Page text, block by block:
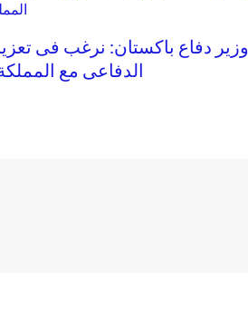
وزير دفاع باكستان: نرغب فى
الدفاعى مع